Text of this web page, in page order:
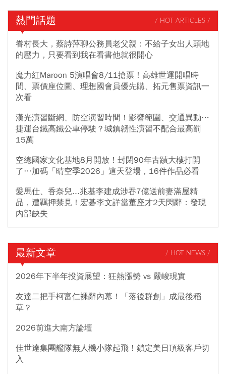
熱門話題 / HOT ARTICLES /
眷村長大，蔡詩萍聊公務員老父親：不給子女出人頭地
的壓力，只要看到我在看書他就很開心
魔力紅Maroon 5演唱會8/11搶票！高雄世運開唱時
間、票價座位圖、理想國會員優先購、拓元售票資訊一
次看
漢光演習斷網、防空演習時間！影響範圍、交通異動…
捷運台鐵高鐵公車停駛？城鎮韌性演習不配合最高罰
15萬
空總國家文化基地8月開放！封閉90年古蹟大樓打開
了…加碼「晴空季2026」這天登場，16件作品必看
愛馬仕、香奈兒...兆基李建成涉吞7億送前妻滿屋精
品，遭羈押禁見！宏碁李文詳當董座才2天閃辭：發現
內部缺失
最新文章 / HOT NEWS /
2026年下半年投資展望：狂熱漲勢 vs 嚴峻現實
友達二把手柯富仁裸辭內幕！「落後群創」成最後稻
草？
2026前進大南方論壇
佳世達集團艦隊無人機小隊起飛！鎖定美日頂級客戶切
入